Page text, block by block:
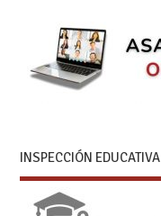
INSPECCIÓN EDUCATIVA